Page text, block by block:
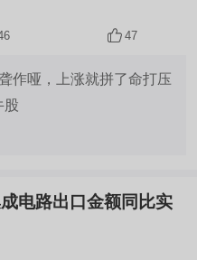
47
作哑，上涨就拼了命打压
股